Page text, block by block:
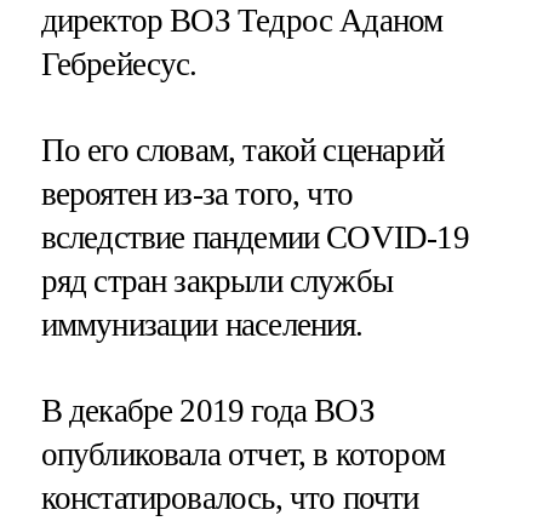
директор ВОЗ Тедрос Аданом
Гебрейесус.
По его словам, такой сценарий
вероятен из-за того, что
вследствие пандемии COVID-19
ряд стран закрыли службы
иммунизации населения.
В декабре 2019 года ВОЗ
опубликовала отчет, в котором
констатировалось, что почти